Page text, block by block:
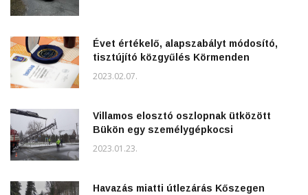
Évet értékelő, alapszabályt módosító,
tisztújító közgyűlés Körmenden
2023.02.07.
Villamos elosztó oszlopnak ütközött
Bükön egy személygépkocsi
2023.01.23.
Havazás miatti útlezárás Kőszegen